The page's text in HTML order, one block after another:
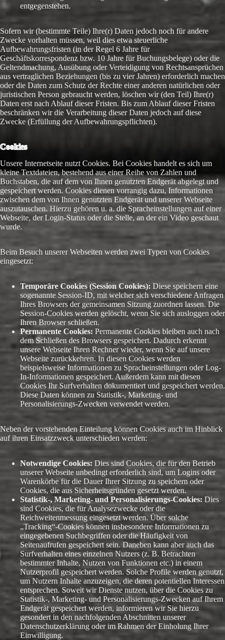
entgegenstehen.
Sofern wir (bestimmte Teile) Ihre(r) Daten jedoch noch für andere
Zwecke vorhalten müssen, weil dies etwa steuerliche
Aufbewahrungsfristen (in der Regel 6 Jahre für
Geschäftskorrespondenz bzw. 10 Jahre für Buchungsbelege) oder die
Geltendmachung, Ausübung oder Verteidigung von Rechtsansprüchen
aus vertraglichen Beziehungen (bis zu vier Jahren) erforderlich machen
oder die Daten zum Schutz der Rechte einer anderen natürlichen oder
juristischen Person gebraucht werden, löschen wir (den Teil) Ihre(r)
Daten erst nach Ablauf dieser Fristen. Bis zum Ablauf dieser Fristen
beschränken wir die Verarbeitung dieser Daten jedoch auf diese
Zwecke (Erfüllung der Aufbewahrungspflichten).
Cookies
Unsere Internetseite nutzt Cookies. Bei Cookies handelt es sich um
kleine Textdateien, bestehend aus einer Reihe von Zahlen und
Buchstaben, die auf dem von Ihnen genutzten Endgerät abgelegt und
gespeichert werden. Cookies dienen vorrangig dazu, Informationen
zwischen dem von Ihnen genutzten Endgerät und unserer Webseite
auszutauschen. Hierzu gehören u. a. die Spracheinstellungen auf einer
Webseite, der Login-Status oder die Stelle, an der ein Video geschaut
wurde.
Beim Besuch unserer Webseiten werden zwei Typen von Cookies
eingesetzt:
Temporäre Cookies (Session Cookies): Diese speichern eine
sogenannte Session-ID, mit welcher sich verschiedene Anfragen
Ihres Browsers der gemeinsamen Sitzung zuordnen lassen. Die
Session-Cookies werden gelöscht, wenn Sie sich ausloggen oder
Ihren Browser schließen.
Permanente Cookies: Permanente Cookies bleiben auch nach
dem Schließen des Browsers gespeichert. Dadurch erkennt
unsere Webseite Ihren Rechner wieder, wenn Sie auf unsere
Webseite zurückkehren. In diesen Cookies werden
beispielsweise Informationen zu Spracheinstellungen oder Log-
In-Informationen gespeichert. Außerdem kann mit diesen
Cookies Ihr Surfverhalten dokumentiert und gespeichert werden.
Diese Daten können zu Statistik-, Marketing- und
Personalisierungs-Zwecken verwendet werden.
Neben der vorstehenden Einteilung können Cookies auch im Hinblick
auf ihren Einsatzzweck unterschieden werden:
Notwendige Cookies: Dies sind Cookies, die für den Betrieb
unserer Webseite unbedingt erforderlich sind, um Logins oder
Warenkörbe für die Dauer Ihrer Sitzung zu speichern oder
Cookies, die aus Sicherheitsgründen gesetzt werden.
Statistik-, Marketing- und Personalisierungs-Cookies: Dies
sind Cookies, die für Analysezwecke oder die
Reichweitenmessung eingesetzt werden. Über solche
„Tracking“-Cookies können insbesondere Informationen zu
eingegebenen Suchbegriffen oder die Häufigkeit von
Seitenaufrufen gespeichert sein. Daneben kann aber auch das
Surfverhalten eines einzelnen Nutzers (z. B. Betrachten
bestimmter Inhalte, Nutzen von Funktionen etc.) in einem
Nutzerprofil gespeichert werden. Solche Profile werden genutzt,
um Nutzern Inhalte anzuzeigen, die deren potentiellen Interessen
entsprechen. Soweit wir Dienste nutzen, über die Cookies zu
Statistik-, Marketing- und Personalisierungs-Zwecken auf Ihrem
Endgerät gespeichert werden, informieren wir Sie hierzu
gesondert in den nachfolgenden Abschnitten unserer
Datenschutzerklärung oder im Rahmen der Einholung Ihrer
Einwilligung.